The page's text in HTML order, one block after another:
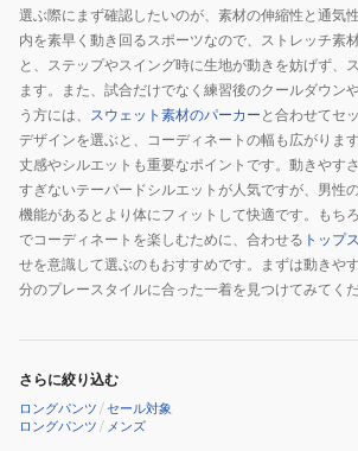
選ぶ際にまず確認したいのが、素材の伸縮性と通気
内を素早く動き回るスポーツなので、ストレッチ素
と、ステップやスイング時に生地が動きを妨げず、
ます。また、試合だけでなく練習後のクールダウン
う方には、 スウェット素材のパーカー と合わせてセ
デザインを選ぶと、コーディネートの幅も広がります
丈感やシルエットも重要なポイントです。動きやす
すぎないテーパードシルエットが人気ですが、男性
機能があるとより体にフィットして快適です。もちろ
でコーディネートを楽しむために、合わせる トップス
せを意識して選ぶのもおすすめです。まずは動きや
分のプレースタイルに合った一着を見つけてみてくだ
さらに絞り込む
ロングパンツ /セール対象
ロングパンツ / メンズ